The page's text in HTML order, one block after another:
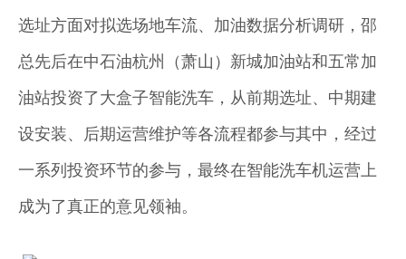
选址方面对拟选场地车流、加油数据分析调研，邵
总先后在中石油杭州（萧山）新城加油站和五常加
油站投资了大盒子智能洗车，从前期选址、中期建
设安装、后期运营维护等各流程都参与其中，经过
一系列投资环节的参与，最终在智能洗车机运营上
成为了真正的意见领袖。